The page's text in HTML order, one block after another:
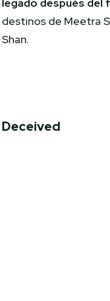
legado después del
destinos de Meetra
Shan.
Deceived